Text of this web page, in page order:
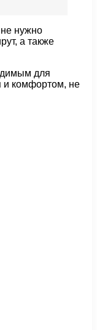
нужно
а также
для
и комфортом, не